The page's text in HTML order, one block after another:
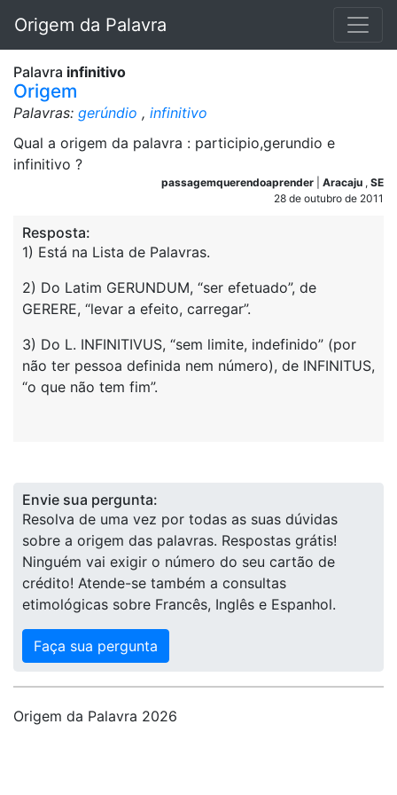
Origem da Palavra
Palavra infinitivo
Origem
Palavras: gerúndio , infinitivo
Qual a origem da palavra : participio,gerundio e
infinitivo ?
passagemquerendoaprender Aracaju , SE
28 de outubro de 2011
Resposta:
1) Está na Lista de Palavras.
2) Do Latim GERUNDUM, “ser efetuado”, de
GERERE, “levar a efeito, carregar”.
3) Do L. INFINITIVUS, “sem limite, indefinido” (por
não ter pessoa definida nem número), de INFINITUS,
“o que não tem fim”.
Envie sua pergunta:
Resolva de uma vez por todas as suas dúvidas
sobre a origem das palavras. Respostas grátis!
Ninguém vai exigir o número do seu cartão de
crédito! Atende-se também a consultas
etimológicas sobre Francês, Inglês e Espanhol.
Faça sua pergunta
Origem da Palavra 2026